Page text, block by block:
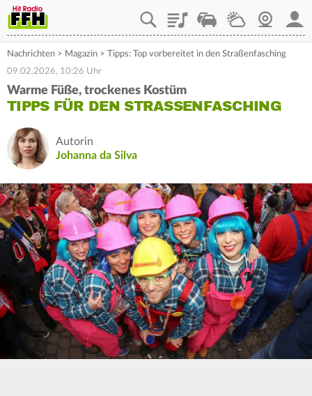
PlaylistStaupilotWetterWebcam
Nachrichten > Magazin > Tipps: Top vorbereitet in den Straßenfasching
09.02.2026, 10:26 Uhr
Warme Füße, trockenes Kostüm
TIPPS FÜR DEN STRASSENFASCHING
Autorin
Johanna da Silva